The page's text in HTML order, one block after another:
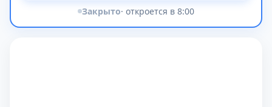
Закрыто· откроется в 8:00